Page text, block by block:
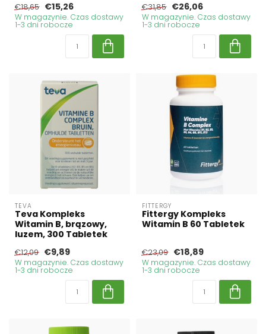
€18,65 €15,26
W magazynie. Czas dostawy
1-3 dni robocze
€31,85 €26,06
W magazynie. Czas dostawy
1-3 dni robocze
TEVA
Teva Kompleks
Witamin B, brązowy,
luzem, 300 Tabletek
€12,09 €9,89
W magazynie. Czas dostawy
1-3 dni robocze
FITTERGY
Fittergy Kompleks
Witamin B 60 Tabletek
€23,09 €18,89
W magazynie. Czas dostawy
1-3 dni robocze